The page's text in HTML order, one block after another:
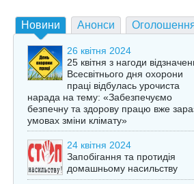
Новини Анонси
26 квітня 2024
25 квітня з нагоди
Всесвітнього дня охорони
праці відбулась урочиста
нарада на тему: «Забезпечуємо
безпечну та здорову працю вже
умовах зміни клімату»
24 квітня 2024
Запобігання та протидія
домашньому насильству